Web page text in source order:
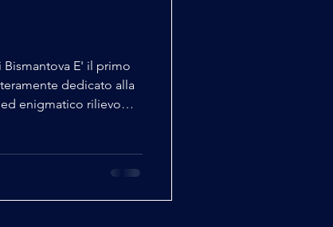
E' il primo
dedicato alla
enigmatico rilievo
‘Purgatorio’ di Dante .
rari, ricostruite